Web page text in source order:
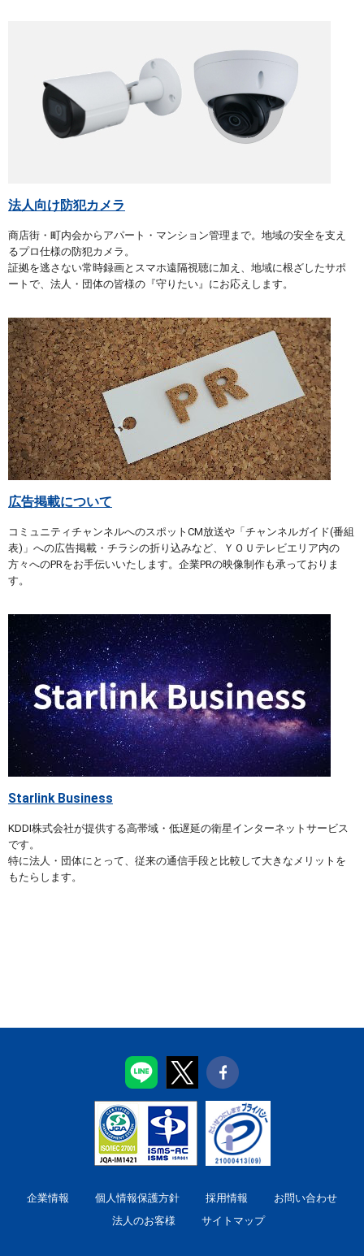
法人向け防犯カメラ
商店街・町内会からアパート・マンション管理まで。地域の安全を支え
るプロ仕様の防犯カメラ。
証拠を逃さない常時録画とスマホ遠隔視聴に加え、地域に根ざしたサポ
ートで、法人・団体の皆様の『守りたい』にお応えします。
広告掲載について
コミュニティチャンネルへのスポットCM放送や「チャンネルガイド(番組
表)」への広告掲載・チラシの折り込みなど、ＹＯＵテレビエリア内の
方々へのPRをお手伝いいたします。企業PRの映像制作も承っておりま
す。
Starlink Business
KDDI株式会社が提供する高帯域・低遅延の衛星インターネットサービス
です。
特に法人・団体にとって、従来の通信手段と比較して大きなメリットを
もたらします。
企業情報 個人情報保護方針 採用情報
お問い合わせ
法人のお客様
サイトマップ